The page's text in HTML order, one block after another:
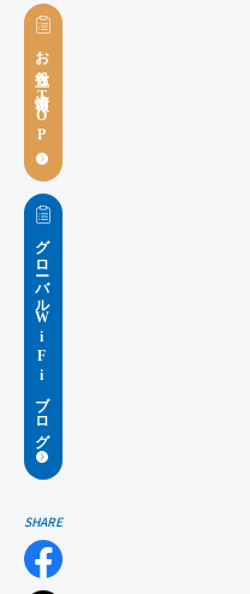
お役立ち情報TOP
グローバルWiFiブログ
SHARE